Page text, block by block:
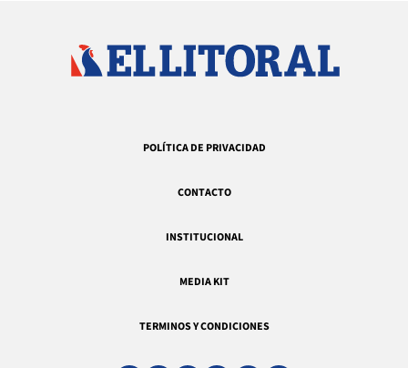
POLÍTICA DE PRIVACIDAD
CONTACTO
INSTITUCIONAL
MEDIA KIT
TERMINOS Y CONDICIONES